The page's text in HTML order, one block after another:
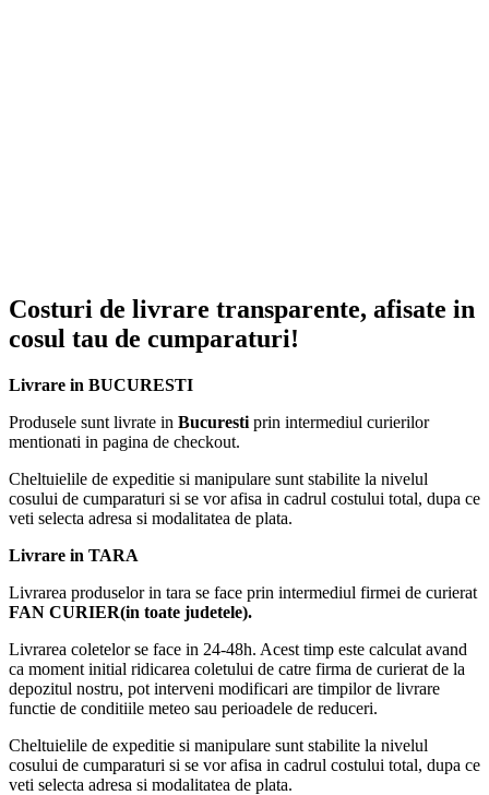
Costuri de livrare transparente, afisate in
cosul tau de cumparaturi!
Livrare in BUCURESTI
Produsele sunt livrate in Bucuresti prin intermediul curierilor
mentionati in pagina de checkout.
Cheltuielile de expeditie si manipulare sunt stabilite la nivelul
cosului de cumparaturi si se vor afisa in cadrul costului total, dupa ce
veti selecta adresa si modalitatea de plata.
Livrare in TARA
Livrarea produselor in tara se face prin intermediul firmei de curierat
FAN CURIER(in toate judetele).
Livrarea coletelor se face in 24-48h. Acest timp este calculat avand
ca moment initial ridicarea coletului de catre firma de curierat de la
depozitul nostru, pot interveni modificari are timpilor de livrare
functie de conditiile meteo sau perioadele de reduceri.
Cheltuielile de expeditie si manipulare sunt stabilite la nivelul
cosului de cumparaturi si se vor afisa in cadrul costului total, dupa ce
veti selecta adresa si modalitatea de plata.